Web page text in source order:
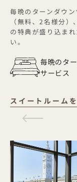
毎晩のターンダウ
（無料、2名様分
の特典が盛り込ま
い。
毎晩のタ
サービス
スイートルーム